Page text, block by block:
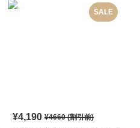
SALE
¥4,190 ¥4660(割引前)